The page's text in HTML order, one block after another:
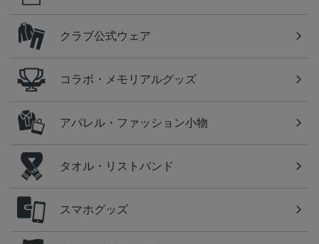
クラブ公式ウェア
コラボ・メモリアルグッズ
アパレル・ファッション小物
タオル・リストバンド
スマホグッズ